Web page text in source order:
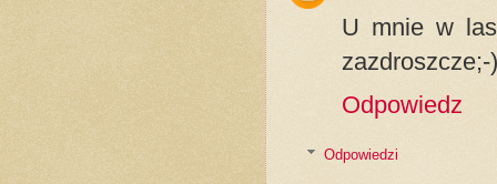
U mnie w
zazdroszcze;-)
Odpowiedz
Odpowiedzi